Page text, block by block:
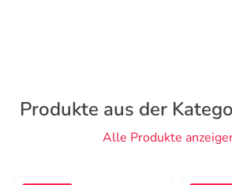
Produkte aus der
Alle Produkte